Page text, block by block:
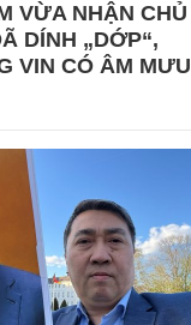
VỪA NHẬN CHỦ
DÍNH „DỚP“,
VIN CÓ ÂM MƯU